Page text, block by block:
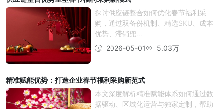
探讨供应链整合如何优化春节福利采
购，通过双备份机制、精选SKU、成本
优势、滞销兜...
2026-05-01
5.03万
精准赋能优势：打造企业春节福利采购新范式
本文深度解析精准赋能体系如何通过数
据驱动、区域化运营与独家定制，帮助